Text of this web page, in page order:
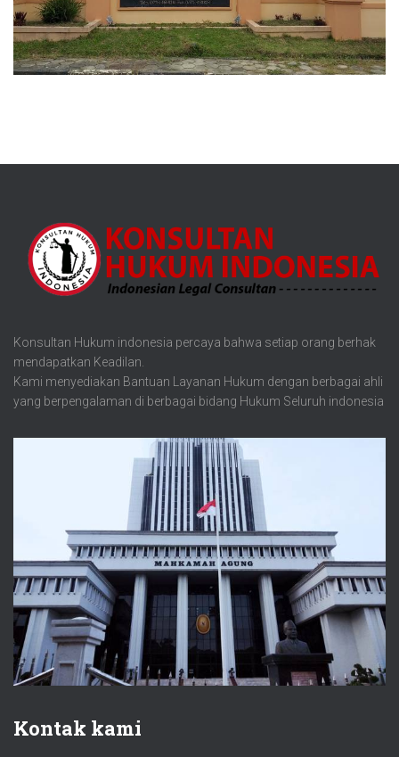
Konsultan Hukum indonesia percaya bahwa setiap orang berhak
mendapatkan Keadilan.
Kami menyediakan Bantuan Layanan Hukum dengan berbagai ahli
yang berpengalaman di berbagai bidang Hukum Seluruh indonesia
Kontak kami